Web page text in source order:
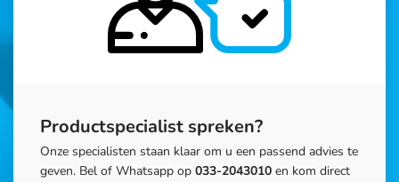
Productspecialist spreken?
Onze specialisten staan klaar om u een passend advies te
geven. Bel of Whatsapp op 033-2043010 en kom direct